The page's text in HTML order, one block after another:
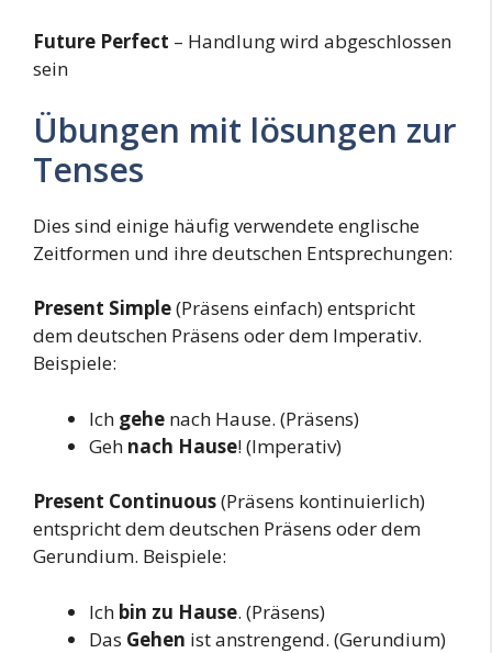
Future Perfect – Handlung wird abgeschlossen
sein
Übungen mit lösungen zur
Tenses
Dies sind einige häufig verwendete englische
Zeitformen und ihre deutschen Entsprechungen:
Present Simple(Präsens einfach) entspricht
dem deutschen Präsens oder dem Imperativ.
Beispiele:
Ich gehe nach Hause. (Präsens)
Geh nach Hause! (Imperativ)
Present Continuous(Präsens kontinuierlich)
entspricht dem deutschen Präsens oder dem
Gerundium. Beispiele:
Ich bin zu Hause. (Präsens)
Das Gehen ist anstrengend. (Gerundium)